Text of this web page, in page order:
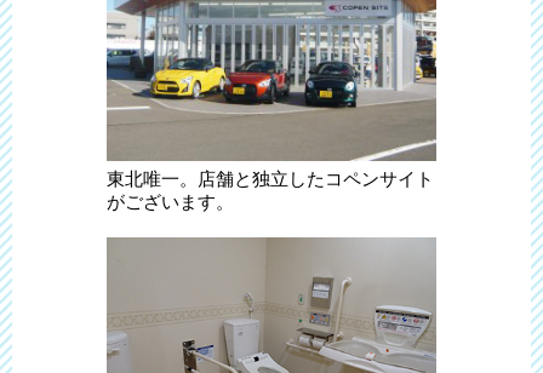
東北唯一。店舗と独立したコペンサイト
がございます。